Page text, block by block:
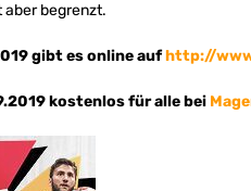
aber begrenzt.
gibt es online aufhttp://
kostenlos für alle bei